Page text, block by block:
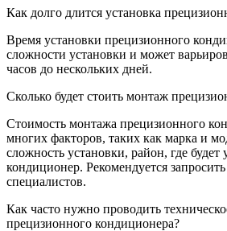
Как долго длится установка
Время установки прецизионного
сложности установки и может
часов до нескольких дней.
Сколько будет стоить монтаж
Стоимость монтажа прецизионного
многих факторов, таких как марка и
сложность установки, район, где будет
кондиционер. Рекомендуется
специалистов.
Как часто нужно проводить
прецизионного кондиционера?